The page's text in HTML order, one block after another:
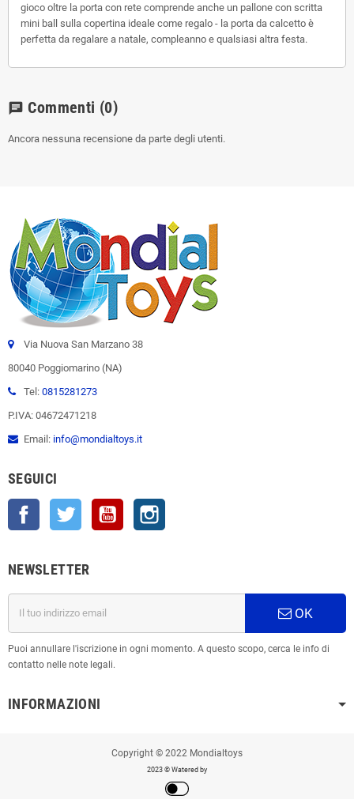
gioco oltre la porta con rete comprende anche un pallone con scritta
mini ball sulla copertina ideale come regalo - la porta da calcetto è
perfetta da regalare a natale, compleanno e qualsiasi altra festa.
chat Commenti (0)
Ancora nessuna recensione da parte degli utenti.
Via Nuova San Marzano 38
80040 Poggiomarino (NA)
Tel: 0815281273
P.IVA: 04672471218
Email: info@mondialtoys.it
SEGUICI
Facebook Twitter YouTube
NEWSLETTER
OK
Puoi annullare l'iscrizione in ogni momento. A questo scopo, cerca le info di
contatto nelle note legali.
INFORMAZIONI
Copyright © 2022 Mondialtoys
2023 © Watered by